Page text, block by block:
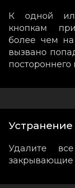
К одной
кнопкам
более чем
вызвано
Удалите
закрывающие